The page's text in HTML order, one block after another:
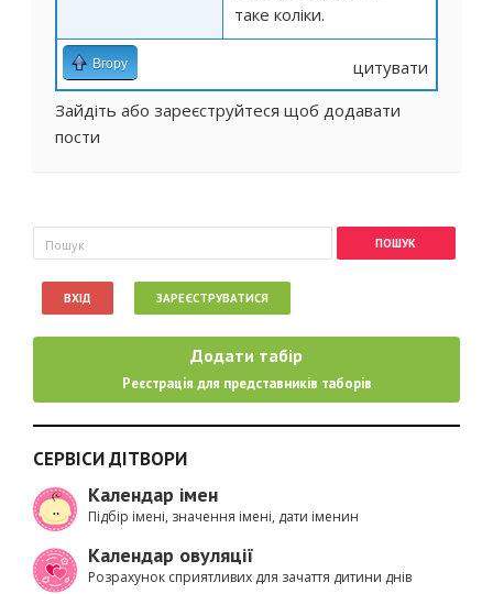
таке коліки.
Вгору
цитувати
Зайдіть або зареєструйтеся щоб додавати
пости
Пошукова форма
Пошук
ВХІД ЗАРЕЄСТРУВАТИСЯ
Додати табір
Реєстрація для представників таборів
СЕРВІСИ ДІТВОРИ
Календар імен
Підбір імені, значення імені, дати іменин
Календар овуляції
Розрахунок сприятливих для зачаття дитини днів